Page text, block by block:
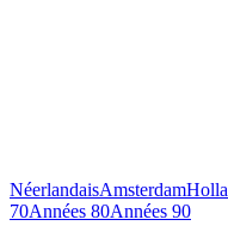
NéerlandaisAmsterdam
70Années 80Années 90